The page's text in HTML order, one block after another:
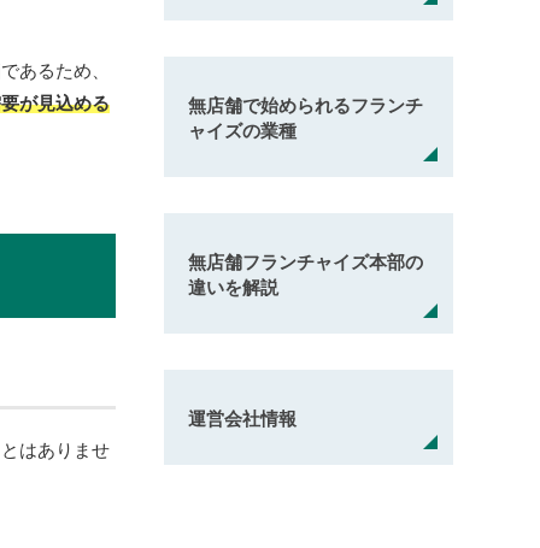
あるため、
が見込める
はありませ
無店舗で始められるフランチ
ャイズの業種
無店舗フランチャイズ本部の
違いを解説
運営会社情報